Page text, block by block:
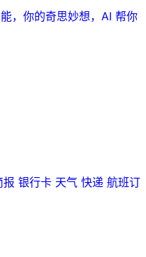
，你的奇思妙想，AI 帮你
报 银行卡 天气 快递 航班订